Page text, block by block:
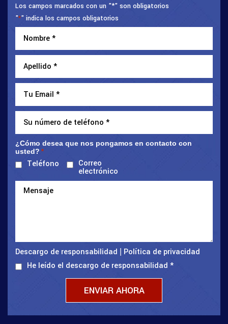
Los campos marcados con un "*" son obligatorios
"*" indica los campos obligatorios
¿Cómo desea que nos pongamos en contacto con
usted? *
Teléfono Correo
electrónico
Descargo de responsabilidad
Política de privacidad
He leído el descargo de responsabilidad *